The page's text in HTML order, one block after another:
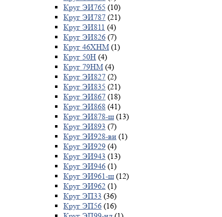
Круг ЭИ765 (10)
Круг ЭИ787 (21)
Круг ЭИ811 (4)
Круг ЭИ826 (7)
Круг 46ХНМ (1)
Круг 50Н (4)
Круг 79НМ (4)
Круг ЭИ827 (2)
Круг ЭИ835 (21)
Круг ЭИ867 (18)
Круг ЭИ868 (41)
Круг ЭИ878-ш (13)
Круг ЭИ893 (7)
Круг ЭИ928-ви (1)
Круг ЭИ929 (4)
Круг ЭИ943 (13)
Круг ЭИ946 (1)
Круг ЭИ961-ш (12)
Круг ЭИ962 (1)
Круг ЭП33 (36)
Круг ЭП56 (16)